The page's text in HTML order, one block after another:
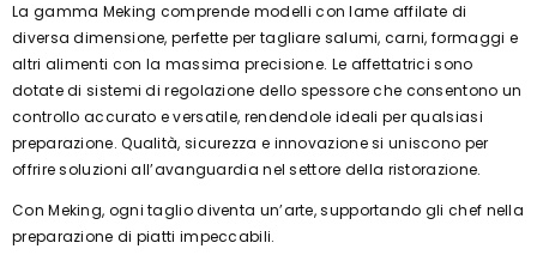
La gamma Meking comprende modelli con lame affilate di
diversa dimensione, perfette per tagliare salumi, carni, formaggi e
altri alimenti con la massima precisione. Le affettatrici sono
dotate di sistemi di regolazione dello spessore che consentono un
controllo accurato e versatile, rendendole ideali per qualsiasi
preparazione. Qualità, sicurezza e innovazione si uniscono per
offrire soluzioni all’avanguardia nel settore della ristorazione.
Con Meking, ogni taglio diventa un’arte, supportando gli chef nella
preparazione di piatti impeccabili.